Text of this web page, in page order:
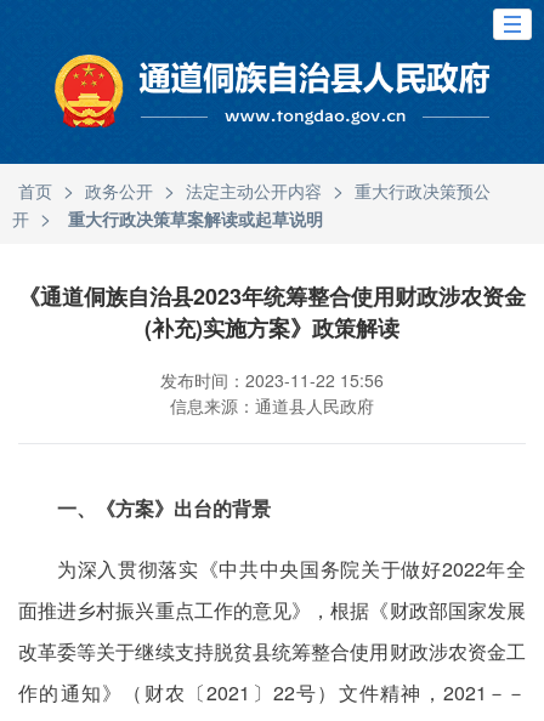
首页 > 政务公开 > 法定主动公开内容 > 重大行政决策预公
开 > 重大行政决策草案解读或起草说明
《通道侗族自治县2023年统筹整合使用财政涉农资金
(补充)实施方案》政策解读
发布时间：2023-11-22 15:56
信息来源：通道县人民政府
一、《方案》出台的背景
为深入贯彻落实《中共中央国务院关于做好2022年全
面推进乡村振兴重点工作的意见》，根据《财政部国家发展
改革委等关于继续支持脱贫县统筹整合使用财政涉农资金工
作的通知》（财农〔2021〕22号）文件精神，2021－－